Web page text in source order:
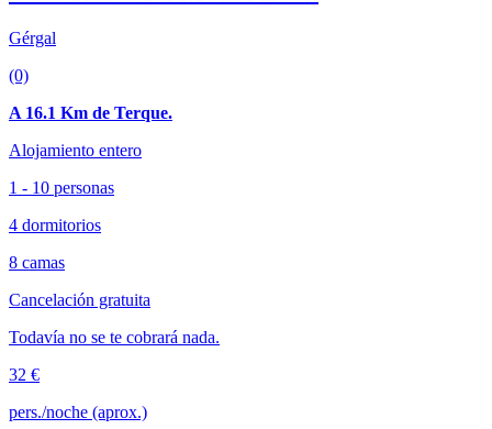
Gérgal
(0)
A 16.1 Km de Terque.
Alojamiento entero
1 - 10 personas
4 dormitorios
8 camas
Cancelación gratuita
Todavía no se te cobrará nada.
32 €
pers./noche (aprox.)